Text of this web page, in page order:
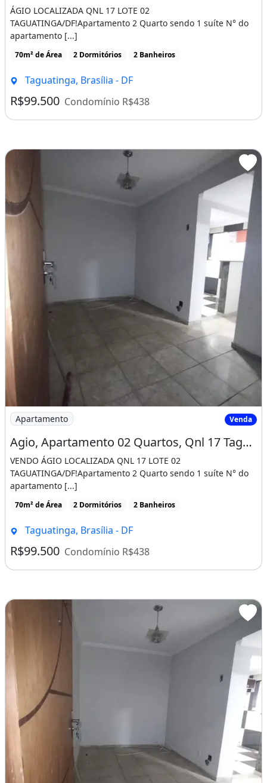
ÁGIO LOCALIZADA QNL 17 LOTE 02
TAGUATINGA/DF!Apartamento 2 Quarto sendo 1 suíte N° do
apartamento [...]
70m² de Área 2 Dormitórios 2 Banheiros
Taguatinga, Brasília - DF
R$99.500 Condomínio R$438
Imagem: Agio, Apartamento 02 Quartos, Qnl 17
Apartamento Venda
Agio, Apartamento 02 Quartos, Qnl 17 Taguatinga Norte Df
VENDO ÁGIO LOCALIZADA QNL 17 LOTE 02
TAGUATINGA/DF!Apartamento 2 Quarto sendo 1 suíte N° do
apartamento [...]
70m² de Área 2 Dormitórios 2 Banheiros
Taguatinga, Brasília - DF
R$99.500 Condomínio R$438